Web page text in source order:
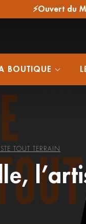
⚡Ouvert du
BOUTIQUE
TOUT TERRAIN